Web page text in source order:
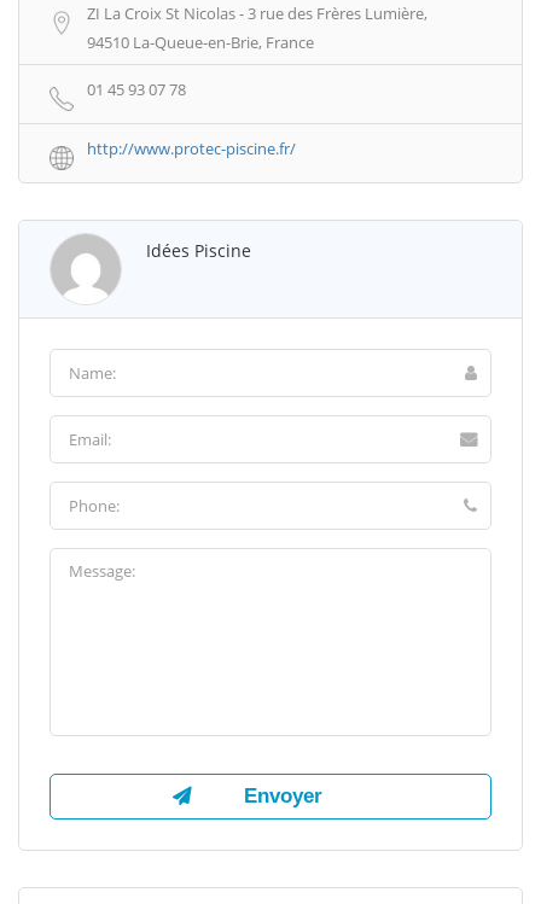
ZI La Croix St Nicolas - 3 rue des Frères Lumière,
94510 La-Queue-en-Brie, France
01 45 93 07 78
http://www.protec-piscine.fr/
Idées Piscine